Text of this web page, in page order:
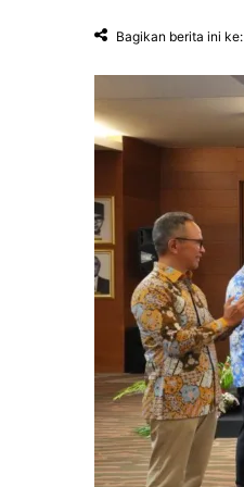
Bagikan berita ini ke: